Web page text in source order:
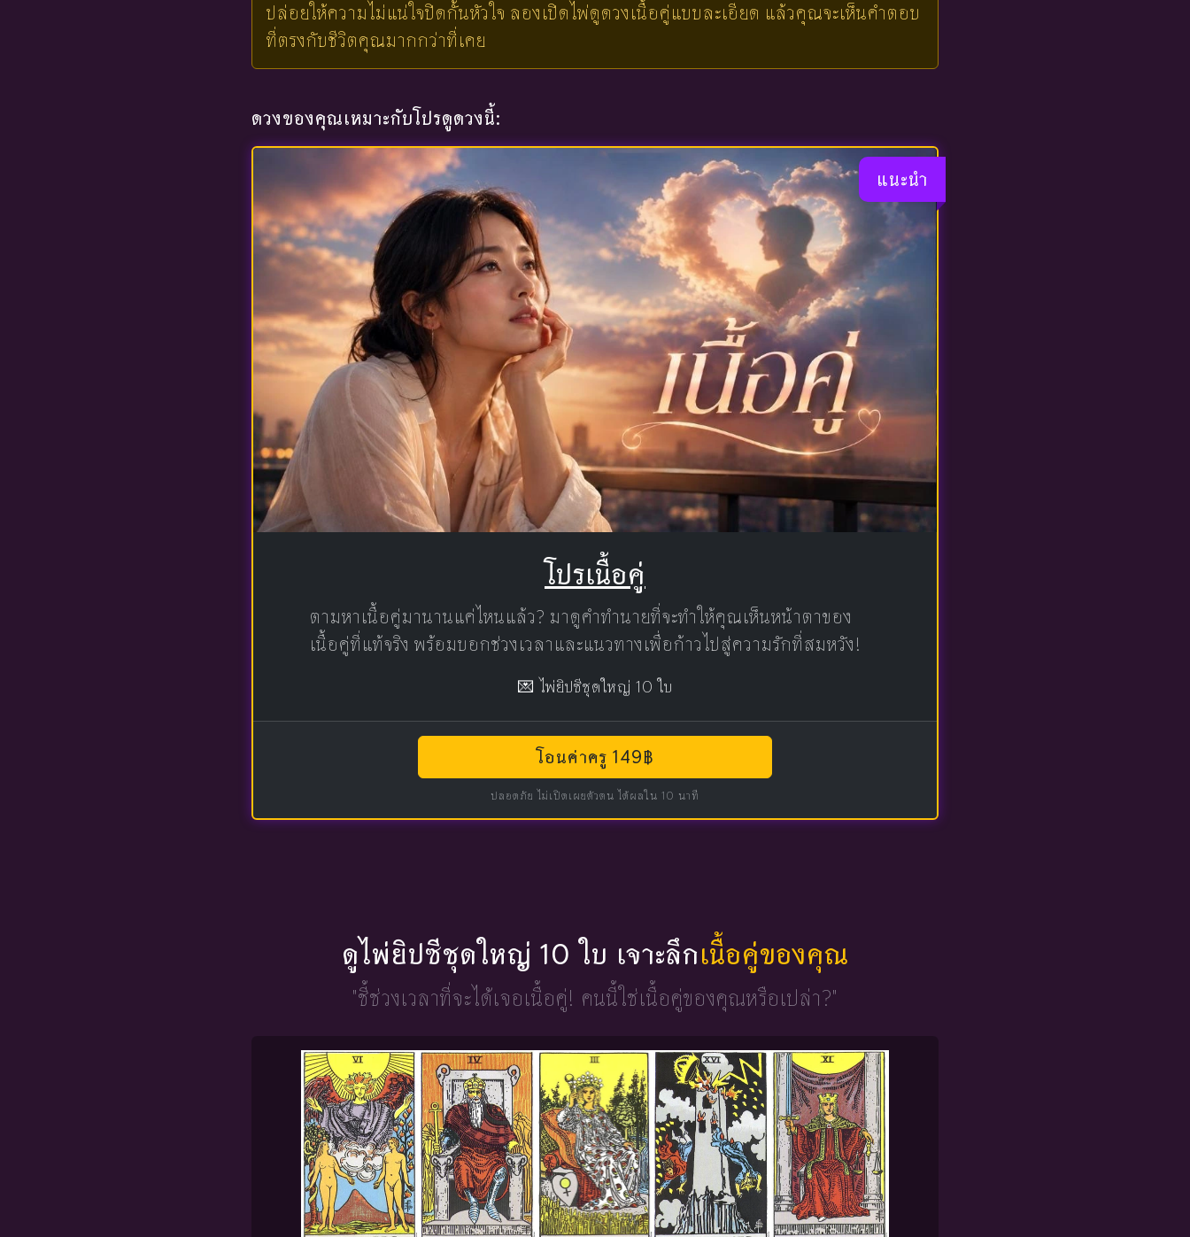
ปล่อยให้ความไม่แน่ใจปิดกั้นหัวใจ ลองเปิดไพ่ดูดวงเนื้อคู่แบบละเอียด แล้วคุณจะเห็นคำตอบ
ที่ตรงกับชีวิตคุณมากกว่าที่เคย
ดวงของคุณเหมาะกับโปรดูดวงนี้:
แนะนำ
โปรเนื้อคู่
ตามหาเนื้อคู่มานานแค่ไหนแล้ว? มาดูคำทำนายที่จะทำให้คุณเห็นหน้าตาของ
เนื้อคู่ที่แท้จริง พร้อมบอกช่วงเวลาและแนวทางเพื่อก้าวไปสู่ความรักที่สมหวัง!
💌 ไพ่ยิปซีชุดใหญ่ 10 ใบ
โอนค่าครู 149฿
ปลอดภัย ไม่เปิดเผยตัวตน ได้ผลใน 10 นาที
ดูไพ่ยิปซีชุดใหญ่ 10 ใบ เจาะลึกเนื้อคู่ของคุณ
"ชี้ช่วงเวลาที่จะได้เจอเนื้อคู่! คนนี้ใช่เนื้อคู่ของคุณหรือเปล่า?"